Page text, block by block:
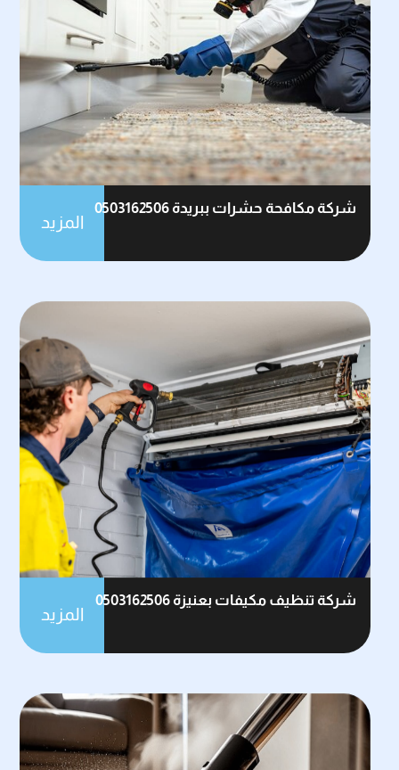
شركة مكافحة حشرات ببريدة 0503162506
المزيد
شركة تنظيف مكيفات بعنيزة 0503162506
المزيد